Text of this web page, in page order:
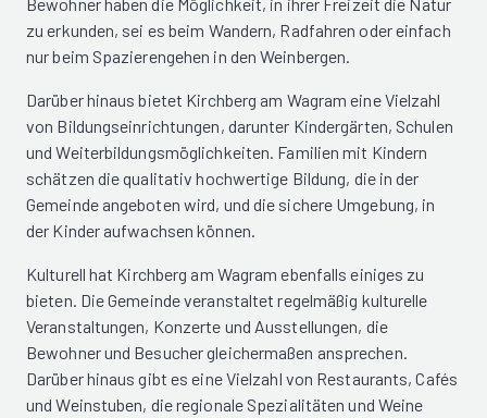
zu erkunden, sei es beim Wandern, Radfahren oder einfach
nur beim Spazierengehen in den Weinbergen.
Darüber hinaus bietet Kirchberg am Wagram eine Vielzahl
von Bildungseinrichtungen, darunter Kindergärten, Schulen
und Weiterbildungsmöglichkeiten. Familien mit Kindern
schätzen die qualitativ hochwertige Bildung, die in der
Gemeinde angeboten wird, und die sichere Umgebung, in
der Kinder aufwachsen können.
Kulturell hat Kirchberg am Wagram ebenfalls einiges zu
bieten. Die Gemeinde veranstaltet regelmäßig kulturelle
Veranstaltungen, Konzerte und Ausstellungen, die
Bewohner und Besucher gleichermaßen ansprechen.
Darüber hinaus gibt es eine Vielzahl von Restaurants, Cafés
und Weinstuben, die regionale Spezialitäten und Weine